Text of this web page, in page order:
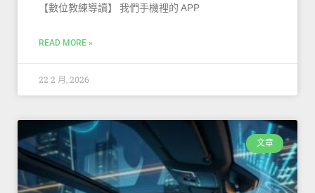
【數位教練導讀】 我們手機裡的 APP
READ MORE »
22 2 月, 2026
文章